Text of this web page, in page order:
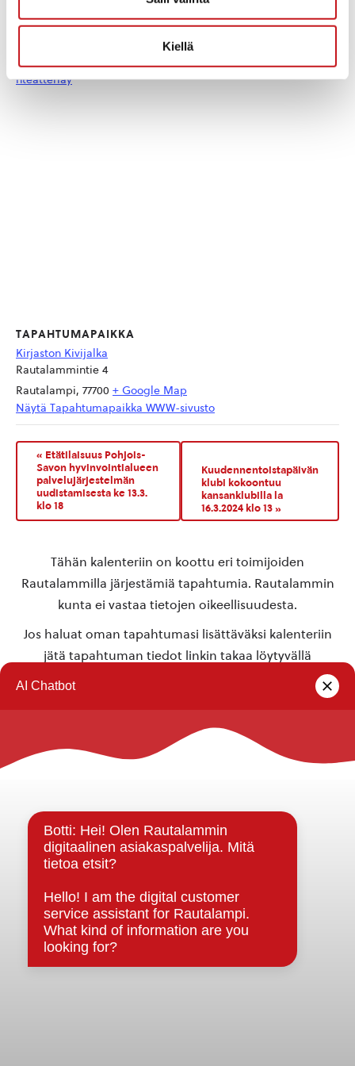
Kiellä
teatteri
www.facebook.com/salaine
nteatteriay
TAPAHTUMAPAIKKA
Kirjaston Kivijalka
Rautalammintie 4
Rautalampi, 77700 + Google Map
Näytä Tapahtumapaikka WWW-sivusto
« Etätilaisuus Pohjois-
Savon hyvinvointialueen
palvelujärjestelmän
uudistamisesta ke 13.3.
klo 18
Kuudennentoistapäivän
klubi kokoontuu
kansanklubilla la
16.3.2024 klo 13»
Tähän kalenteriin on koottu eri toimijoiden
Rautalammilla järjestämiä tapahtumia. Rautalammin
kunta ei vastaa tietojen oikeellisuudesta.
Jos haluat oman tapahtumasi lisättäväksi kalenteriin
jätä tapahtuman tiedot linkin takaa löytyvällä
Rautalammin kunta
Strategiat, ohjelmat, ohjeet, suunnitelmat, säännöt ja
sopimukset
Asiakirjajulkisuuskuvaus
Evästeet
Saavutettavuusseloste
Tietosuoja
Tietosuojaselosteet